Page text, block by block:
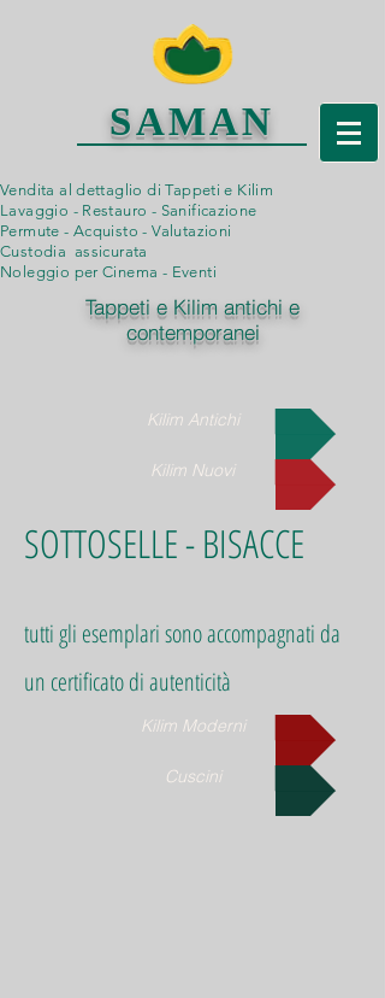
SAMAN
Vendita al dettaglio di Tappeti e Kilim
Lavaggio - Restauro - Sanificazione
Permute - Acquisto - Valutazioni
Custodia assicurata
Noleggio per Cinema - Eventi
Tappeti e Kilim antichi e
contemporanei
Kilim Antichi
Kilim Nuovi
SOTTOSELLE - BISACCE
tutti gli esemplari sono accompagnati da
un certificato di autenticità
Kilim Moderni
Cuscini